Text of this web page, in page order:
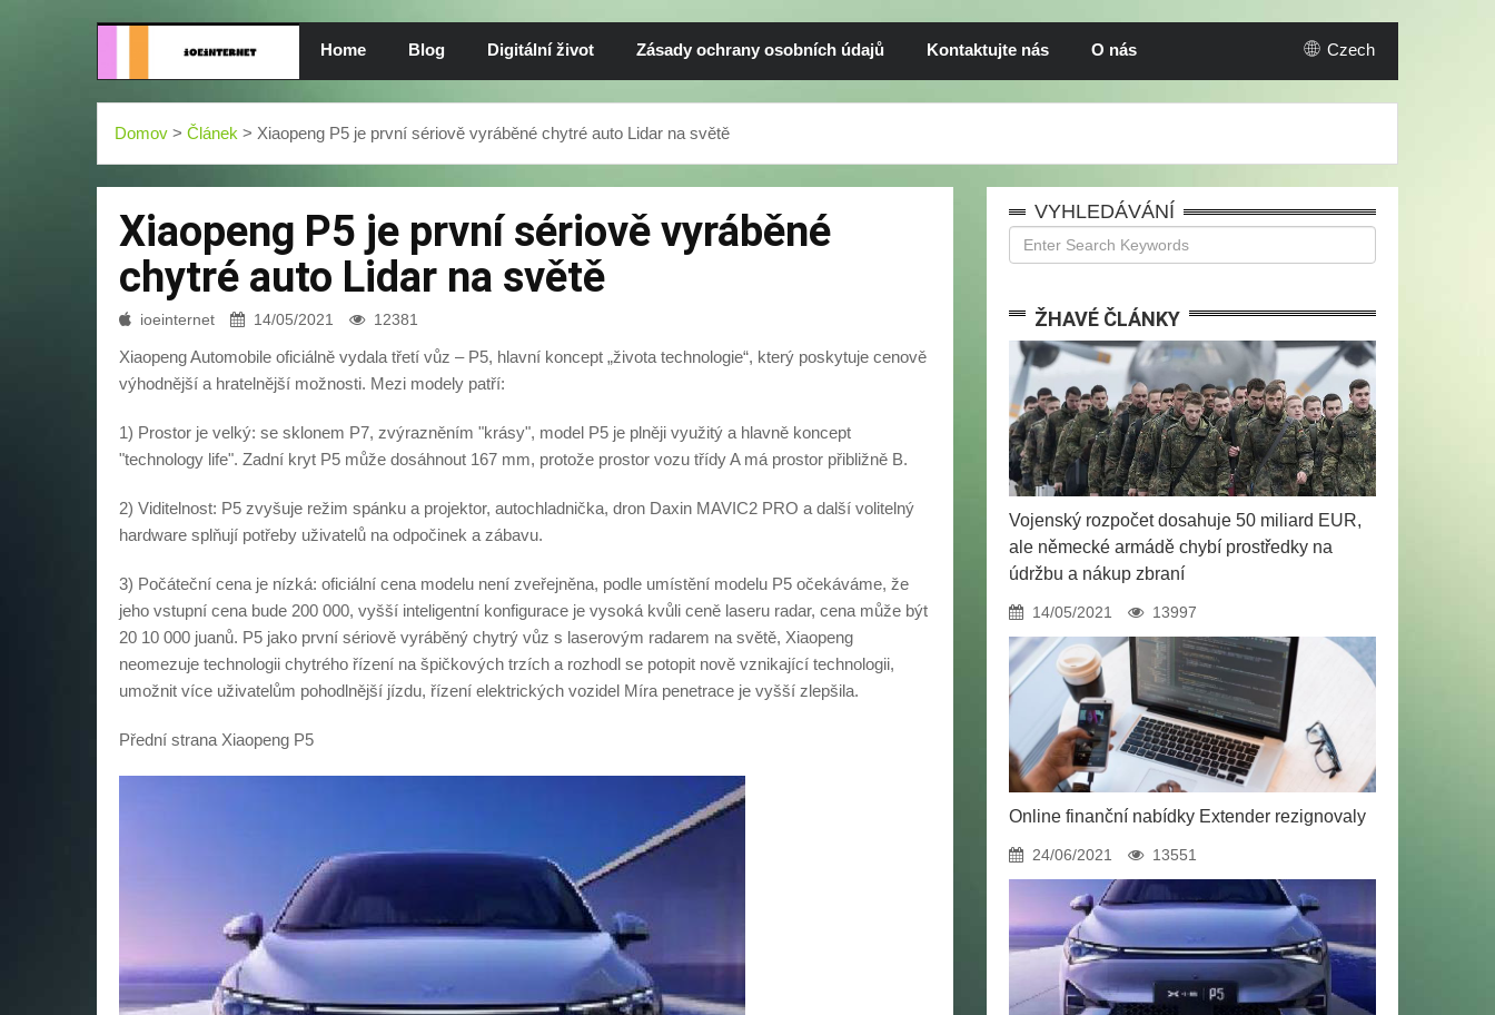
Home Blog Digitální život Zásady ochrany osobních údajů Kontaktujte nás O nás Czech
Domov > Článek > Xiaopeng P5 je první sériově vyráběné chytré auto Lidar na světě
Xiaopeng P5 je první sériově vyráběné
chytré auto Lidar na světě
ioeinternet 14/05/2021 12381
Xiaopeng Automobile oficiálně vydala třetí vůz – P5, hlavní koncept „života technologie“, který poskytuje cenově
výhodnější a hratelnější možnosti. Mezi modely patří:
1) Prostor je velký: se sklonem P7, zvýrazněním "krásy", model P5 je plněji využitý a hlavně koncept
"technology life". Zadní kryt P5 může dosáhnout 167 mm, protože prostor vozu třídy A má prostor přibližně B.
2) Viditelnost: P5 zvyšuje režim spánku a projektor, autochladnička, dron Daxin MAVIC2 PRO a další volitelný
hardware splňují potřeby uživatelů na odpočinek a zábavu.
3) Počáteční cena je nízká: oficiální cena modelu není zveřejněna, podle umístění modelu P5 očekáváme, že
jeho vstupní cena bude 200 000, vyšší inteligentní konfigurace je vysoká kvůli ceně laseru radar, cena může být
20 10 000 juanů. P5 jako první sériově vyráběný chytrý vůz s laserovým radarem na světě, Xiaopeng
neomezuje technologii chytrého řízení na špičkových trzích a rozhodl se potopit nově vznikající technologii,
umožnit více uživatelům pohodlnější jízdu, řízení elektrických vozidel Míra penetrace je vyšší zlepšila.
Přední strana Xiaopeng P5
VYHLEDÁVÁNÍ
ŽHAVÉ ČLÁNKY
Vojenský rozpočet dosahuje 50 miliard EUR,
ale německé armádě chybí prostředky na
údržbu a nákup zbraní
14/05/2021 13997
Online finanční nabídky Extender rezignovaly
24/06/2021 13551